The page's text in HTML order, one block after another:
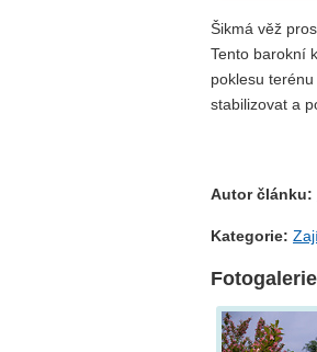
Šikmá věž
Tento barokní
poklesu
stabilizovat a
Autor článku:
Kategorie: